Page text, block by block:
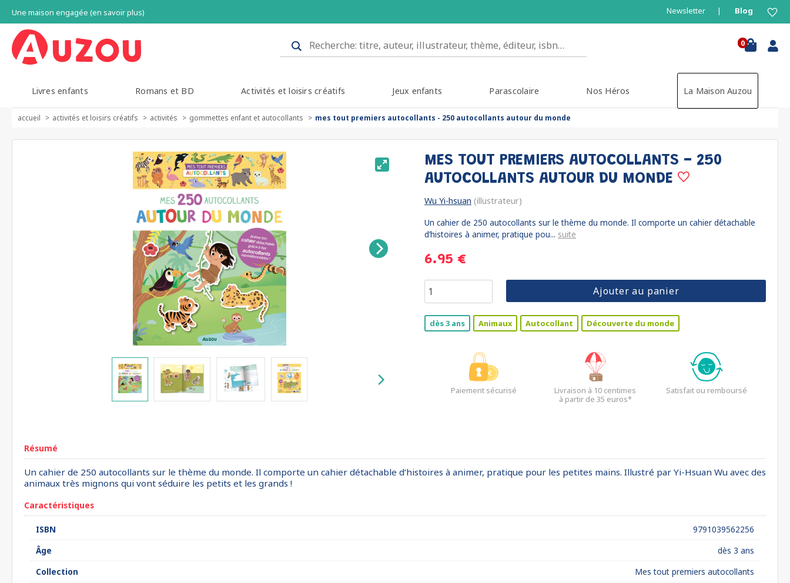
Une maison engagée (en savoir plus) Newsletter Blog
0
Livres enfants Romans et BD Activités et loisirs créatifs Jeux enfants Parascolaire Nos Héros La Maison Auzou
accueil activités et loisirs créatifs activités gommettes enfant et autocollants mes tout premiers autocollants - 250 autocollants autour du monde
MES TOUT PREMIERS AUTOCOLLANTS - 250
AUTOCOLLANTS AUTOUR DU MONDE
Wu Yi-hsuan (illustrateur)
Un cahier de 250 autocollants sur le thème du monde. Il comporte un cahier détachable
d’histoires à animer, pratique pou... suite
6.95 €
Ajouter au panier
dès 3 ans Animaux Autocollant Découverte du monde
Paiement sécurisé
Livraison à 10 centimes
à partir de 35 euros*
Satisfait ou remboursé
Résumé
Un cahier de 250 autocollants sur le thème du monde. Il comporte un cahier détachable d’histoires à animer, pratique pour les petites mains. Illustré par Yi-Hsuan Wu avec des
animaux très mignons qui vont séduire les petits et les grands !
Caractéristiques
ISBN
9791039562256
Âge
dès 3 ans
Collection
Mes tout premiers autocollants